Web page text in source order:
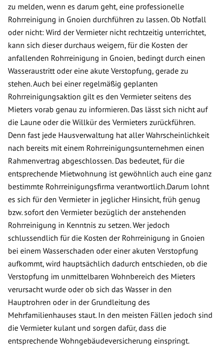
zu melden, wenn es darum geht, eine professionelle
Rohrreinigung in Gnoien durchführen zu lassen. Ob Notfall
oder nicht: Wird der Vermieter nicht rechtzeitig unterrichtet,
kann sich dieser durchaus weigern, für die Kosten der
anfallenden Rohrreinigung in Gnoien, bedingt durch einen
Wasseraustritt oder eine akute Verstopfung, gerade zu
stehen. Auch bei einer regelmäßig geplanten
Rohrreinigungsaktion gilt es den Vermieter seitens des
Mieters vorab genau zu informieren. Das lässt sich nicht auf
die Laune oder die Willkür des Vermieters zurückführen.
Denn fast jede Hausverwaltung hat aller Wahrscheinlichkeit
nach bereits mit einem Rohrreinigungsunternehmen einen
Rahmenvertrag abgeschlossen. Das bedeutet, für die
entsprechende Mietwohnung ist gewöhnlich auch eine ganz
bestimmte Rohrreinigungsfirma verantwortlich.Darum lohnt
es sich für den Vermieter in jeglicher Hinsicht, früh genug
bzw. sofort den Vermieter bezüglich der anstehenden
Rohrreinigung in Kenntnis zu setzen. Wer jedoch
schlussendlich für die Kosten der Rohrreinigung in Gnoien
bei einem Wasserschaden oder einer akuten Verstopfung
aufkommt, wird hauptsächlich dadurch entschieden, ob die
Verstopfung im unmittelbaren Wohnbereich des Mieters
verursacht wurde oder ob sich das Wasser in den
Hauptrohren oder in der Grundleitung des
Mehrfamilienhauses staut. In den meisten Fällen jedoch sind
die Vermieter kulant und sorgen dafür, dass die
entsprechende Wohngebäudeversicherung einspringt.